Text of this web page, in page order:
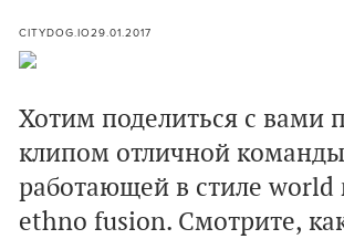
CITYDOG.IO29.01.2017
Хотим поделиться с вами
клипом отличной
работающей в стиле world
ethno fusion. Смотрите,